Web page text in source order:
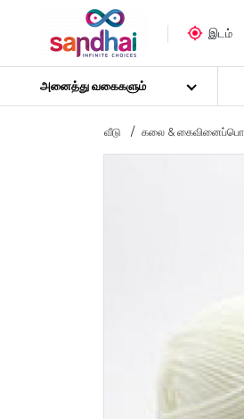
இடம்
அனைத்து வகைகளும்
வீடு கலை &